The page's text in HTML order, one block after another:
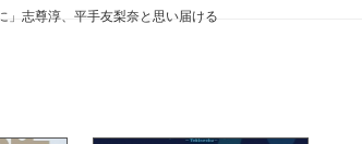
」志尊淳、平手友梨奈と思い届ける